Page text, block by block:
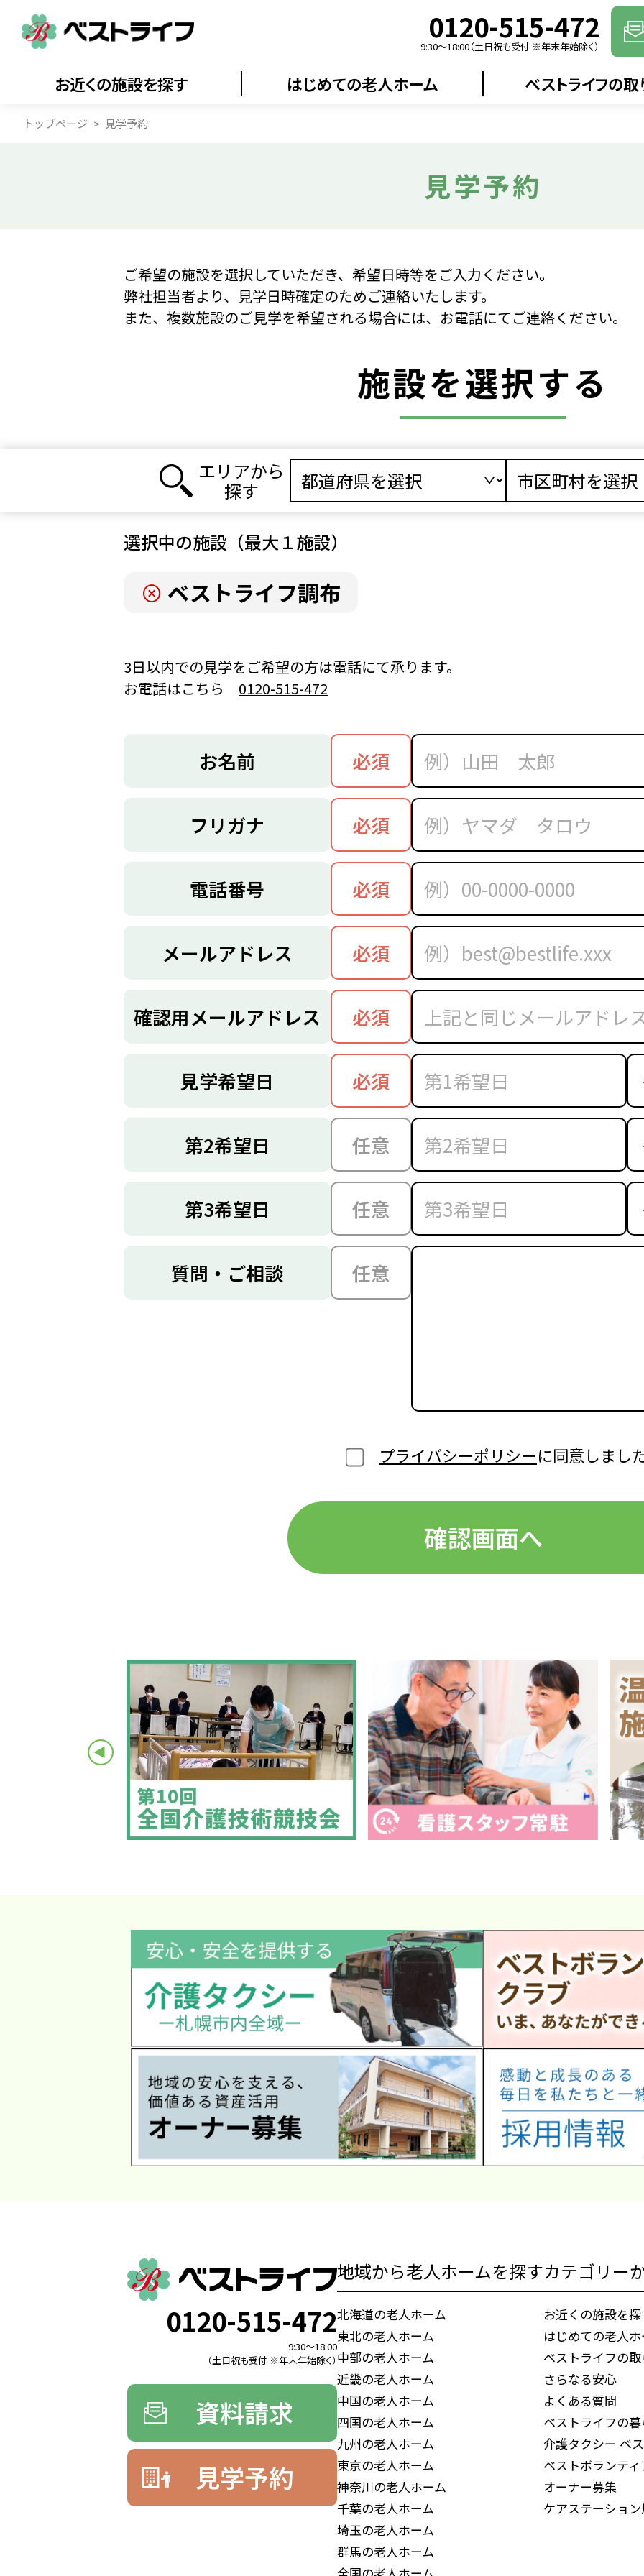
0120-515-472
9:30〜18:00（土日祝も受付 ※年末年始除く）
お近くの施設を探す はじめての老人ホーム ベストライフの
トップページ 見学予約
見学予約
ご希望の施設を選択していただき、希望日時等をご入力ください。
弊社担当者より、見学日時確定のためご連絡いたします。
また、複数施設のご見学を希望される場合には、お電話にてご連絡ください。
施設を選択する
エリアから
探す
選択中の施設（最大１施設）
ベストライフ調布
3日以内での見学をご希望の方は電話にて承ります。
お電話はこちら 0120-515-472
お名前
フリガナ
電話番号
メールアドレス
確認用メールアドレス
見学希望日
第2希望日
第3希望日
質問・ご相談
プライバシーポリシーに同意しまし
0120-515-472
9:30〜18:00
（土日祝も受付 ※年末年始除く）
資料請求
見学予約
地域から老人ホームを探す
北海道の老人ホーム
東北の老人ホーム
中部の老人ホーム
近畿の老人ホーム
中国の老人ホーム
四国の老人ホーム
九州の老人ホーム
東京の老人ホーム
神奈川の老人ホーム
千葉の老人ホーム
埼玉の老人ホーム
群馬の老人ホーム
カテゴリー
お近くの施設を
はじめての老人
ベストライフの
さらなる安心
よくある質問
ベストライフの
介護タクシー ベ
ベストボランテ
オーナー募集
ケアステーショ